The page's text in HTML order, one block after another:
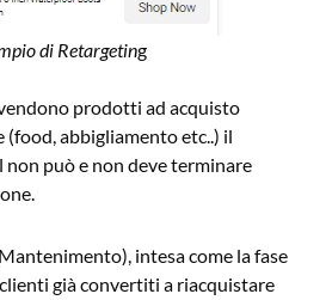
di Retargeting
prodotti ad acquisto
abbigliamento etc..) il
non può e non deve terminare
intesa come la fase
già convertiti a riacquistare